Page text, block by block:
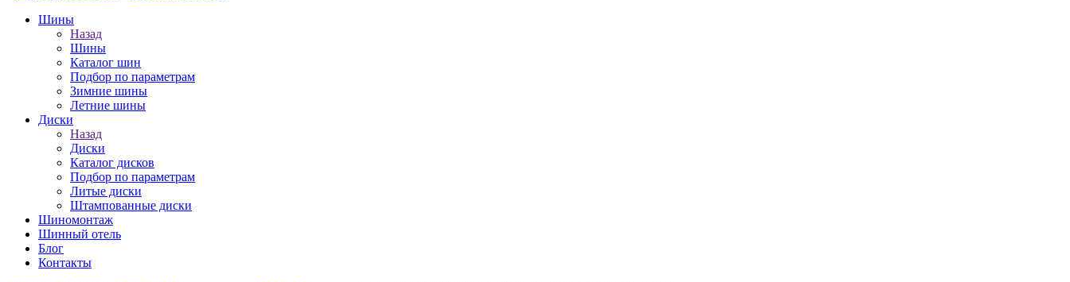
Шины
Назад
Шины
Каталог шин
Подбор по параметрам
Зимние шины
Летние шины
Диски
Назад
Диски
Каталог дисков
Подбор по параметрам
Литые диски
Штампованные диски
Шиномонтаж
Шинный отель
Блог
Контакты